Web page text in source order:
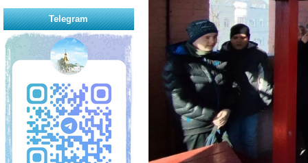
Telegram